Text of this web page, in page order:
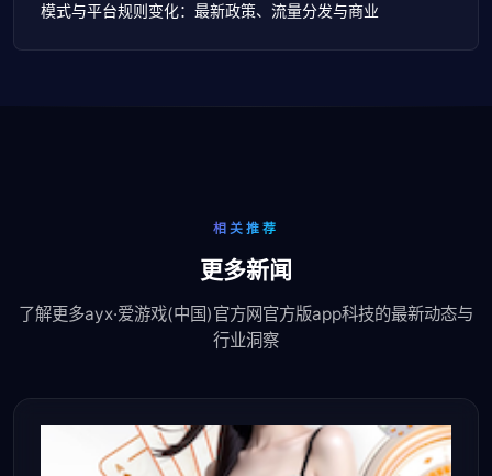
模式与平台规则变化：最新政策、流量分发与商业
相关推荐
更多新闻
了解更多ayx·爱游戏(中国)官方网官方版app科技的最新动态与
行业洞察